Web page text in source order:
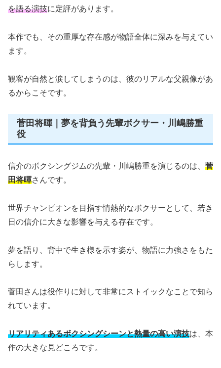
を語る演技に定評があります。
本作でも、その重厚な存在感が物語全体に深みを与えてい
ます。
観客が自然と涙してしまうのは、彼のリアルな父親像があ
るからこそです。
菅田将暉｜夢を背負う先輩ボクサー・川嶋勝重
役
信介のボクシングジムの先輩・川嶋勝重を演じるのは、 菅
田将暉さんです。
世界チャンピオンを目指す情熱的なボクサーとして、若き
日の信介に大きな影響を与える存在です。
夢を語り、背中で生き様を示す姿が、物語に力強さをもた
らします。
菅田さんは役作りに対して非常にストイックなことで知ら
れています。
リアリティあるボクシングシーンと熱量の高い演技は、本
作の大きな見どころです。